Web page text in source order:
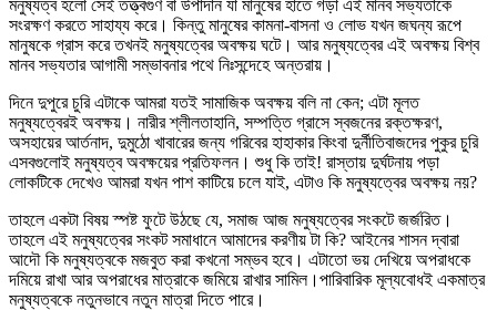
মনুষ্যত্ব হলো সেই তত্ত্বগুণ বা উপাদান যা মানুষের হাতে গড়া এই মানব সভ্যতাকে
সংরক্ষণ করতে সাহায্য করে। কিন্তু মানুষের কামনা-বাসনা ও লোভ যখন জঘন্য রূপে
মানুষকে গ্রাস করে তখনই মনুষ্যত্বের অবক্ষয় ঘটে। আর মনুষ্যত্বের এই অবক্ষয় বিশ্ব
মানব সভ্যতার আগামী সম্ভাবনার পথে নিঃসন্দেহে অন্তরায়।
দিনে দুপুরে চুরি এটাকে আমরা যতই সামাজিক অবক্ষয় বলি না কেন; এটা মূলত
মনুষ্যত্বেরই অবক্ষয়। নারীর শ্লীলতাহানি, সম্পত্তি গ্রাসে স্বজনের রক্তক্ষরণ,
অসহায়ের আর্তনাদ, দুমুঠো খাবারের জন্য গরিবের হাহাকার কিংবা দুর্নীতিবাজদের পুকুর চুরি
এসবগুলোই মনুষ্যত্ব অবক্ষয়ের প্রতিফলন। শুধু কি তাই! রাস্তায় দুর্ঘটনায় পড়া
লোকটিকে দেখেও আমরা যখন পাশ কাটিয়ে চলে যাই, এটাও কি মনুষ্যত্বের অবক্ষয় নয়?
তাহলে একটা বিষয় স্পষ্ট ফুটে উঠছে যে, সমাজ আজ মনুষ্যত্বের সংকটে জর্জরিত।
তাহলে এই মনুষ্যত্বের সংকট সমাধানে আমাদের করণীয় টা কি? আইনের শাসন দ্বারা
আদৌ কি মনুষ্যত্বকে মজবুত করা কখনো সম্ভব হবে। এটাতো ভয় দেখিয়ে অপরাধকে
দমিয়ে রাখা আর অপরাধের মাত্রাকে জমিয়ে রাখার সামিল।পারিবারিক মূল্যবোধই একমাত্র
মনুষ্যত্বকে নতুনভাবে নতুন মাত্রা দিতে পারে।